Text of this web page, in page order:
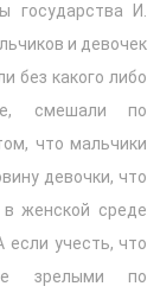
государства И.
и девочек
без какого либо
смешали по
что мальчики
девочки, что
в женской среде
если учесть, что
зрелыми по